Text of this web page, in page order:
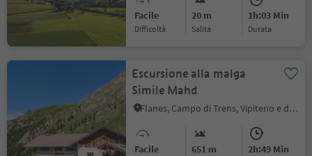
Facile
Difficoltà
20 m
Salita
1h:03 Min
durata
Escursione alla malga
Simile Mahd
Flanes, Campo di Trens, Vipiteno e dintorni
Facile 651 m 2h:49 Min